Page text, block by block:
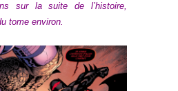
sur la suite de l’histoire,
tome environ.